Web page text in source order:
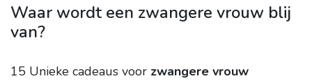
Waar wordt een zwangere vrouw blij
van?
15 Unieke cadeaus voor zwangere vrouw